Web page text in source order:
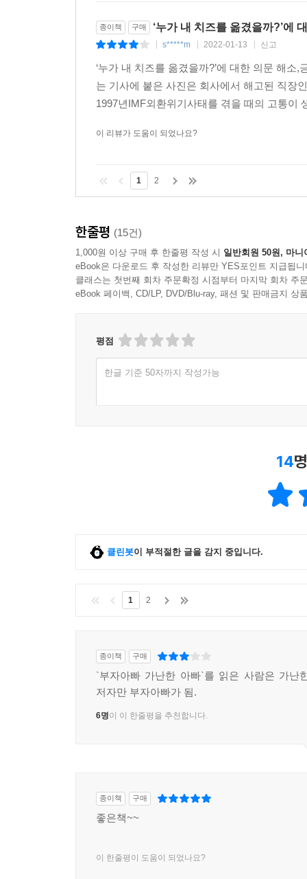
종이책 구매 ‘누가 내 치즈를 옮겼을까?’에
s*****m 2022-01-13 신고
‘누가 내 치즈를 옮겼을까?’에 대한 의문 해
는 기사에 붙은 사진은 회사에서 해고된 직장
1997년IMF외환위기사태를 겪을 때의 고통이
이 리뷰가 도움이 되었나요?
1 2
한줄평 (15건)
1,000원 이상 구매 후 한줄평 작성 시 일반회원 50원, 마니
eBook은 다운로드 후 작성한 리뷰만 YES포인트 지급됩니
클래스는 첫번째 회차 주문확정 시점부터 마지막 회차 주
eBook 페이백, CD/LP, DVD/Blu-ray, 패션 및 판매금지 상
평점
한글 기준 50자까지 작성가능
14
클린봇이 부적절한 글을 감지 중입니다.
1 2
종이책 구매
`부자아빠 가난한 아빠`를 읽은 사람은 가난
저자만 부자아빠가 됨.
6명이 이 한줄평을 추천합니다.
종이책 구매
좋은책~~
이 한줄평이 도움이 되었나요?